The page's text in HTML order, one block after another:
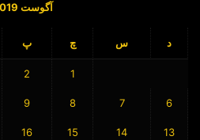
آگوست 2019
د س چ پ
1
2
6
7
8
9
13
14
15
16